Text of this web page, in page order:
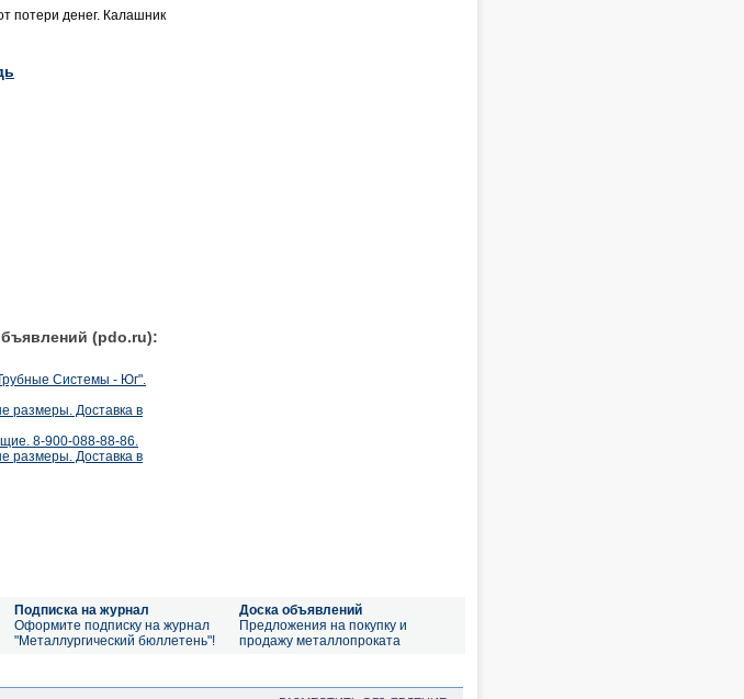
потери денег. Калашник
(pdo.ru):
Системы - Юг".
размеры. Доставка в
8-900-088-88-86.
размеры. Доставка в
Подписка на журнал
Оформите подписку на журнал
"Металлургический бюллетень"!
Доска объявлений
Предложения на покупку и
продажу металлопроката